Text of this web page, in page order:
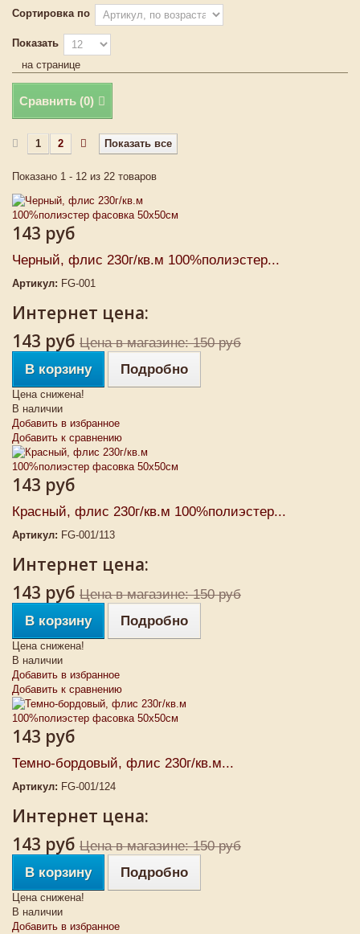
Сортировка по
Показать
на странице
Сравнить (0)
Показать все
1 2
Показано 1 - 12 из 22 товаров
143 руб
Черный, флис 230г/кв.м 100%полиэстер...
Артикул: FG-001
Интернет цена:
143 руб Цена в магазине: 150 руб
В корзину
Подробно
Цена снижена!
В наличии
Добавить в избранное
Добавить к сравнению
143 руб
Красный, флис 230г/кв.м 100%полиэстер...
Артикул: FG-001/113
Интернет цена:
143 руб Цена в магазине: 150 руб
В корзину
Подробно
Цена снижена!
В наличии
Добавить в избранное
Добавить к сравнению
143 руб
Темно-бордовый, флис 230г/кв.м...
Артикул: FG-001/124
Интернет цена:
143 руб Цена в магазине: 150 руб
В корзину
Подробно
Цена снижена!
В наличии
Добавить в избранное